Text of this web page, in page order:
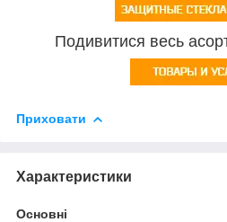
Подивитися весь
Приховати
Характеристики
Основні